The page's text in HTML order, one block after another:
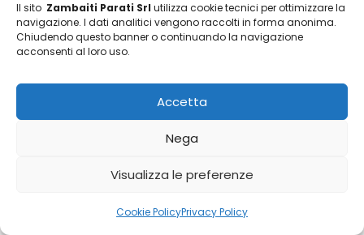
Il sito Zambaiti Parati Srl utilizza cookie tecnici per ottimizzare la
navigazione. I dati analitici vengono raccolti in forma anonima.
Chiudendo questo banner o continuando la navigazione
acconsenti al loro uso.
Accetta
Nega
Visualizza le preferenze
Cookie PolicyPrivacy Policy